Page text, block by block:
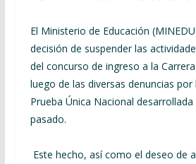
El Ministerio de Educación
decisión de suspender las
del concurso de ingreso a la
luego de las diversas denuncias
Prueba Única Nacional
pasado.
Este hecho, así como el deseo de